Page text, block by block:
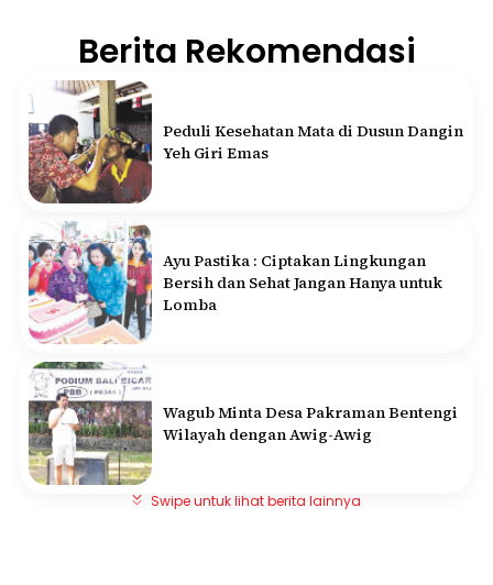
Berita Rekomendasi
Peduli Kesehatan Mata di Dusun Dangin
Yeh Giri Emas
Ayu Pastika : Ciptakan Lingkungan
Bersih dan Sehat Jangan Hanya untuk
Lomba
Wagub Minta Desa Pakraman Bentengi
Wilayah dengan Awig-Awig
Swipe untuk lihat berita lainnya